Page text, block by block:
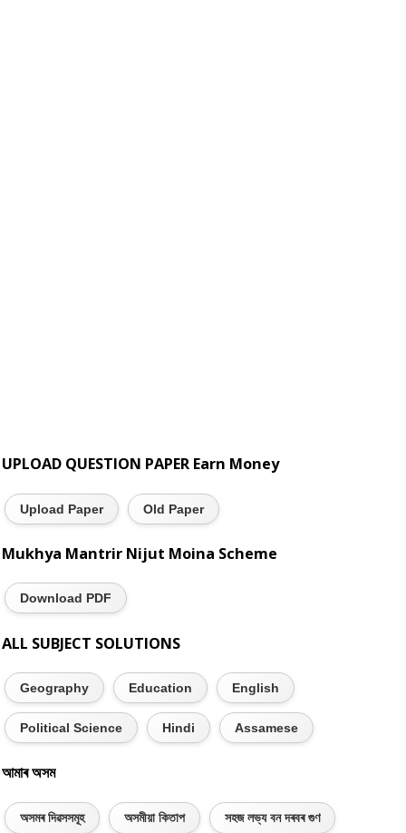
UPLOAD QUESTION PAPER Earn Money
Upload Paper Old Paper
Mukhya Mantrir Nijut Moina Scheme
Download PDF
ALL SUBJECT SOLUTIONS
Geography Education English
Political Science Hindi Assamese
আমাৰ অসম
অসমৰ দিৱসসমূহ অসমীয়া কিতাপ সহজ লভ্য বন দৰবৰ গুণ